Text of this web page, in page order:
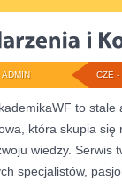
CZE -
ADMIN
to
która skupia się
wiedzy. Serwis
specjalistów,